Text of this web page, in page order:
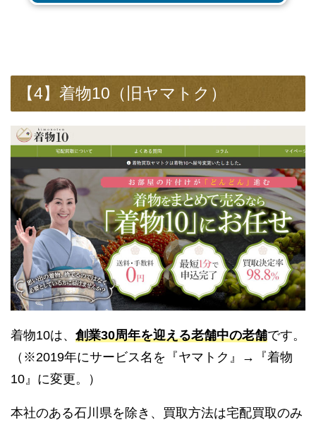
【4】着物10（旧ヤマトク）
着物10は、 創業30周年を迎える老舗中の老舗です。
（※2019年にサービス名を『ヤマトク』→『着物
10』に変更。）
本社のある石川県を除き、買取方法は宅配買取のみ